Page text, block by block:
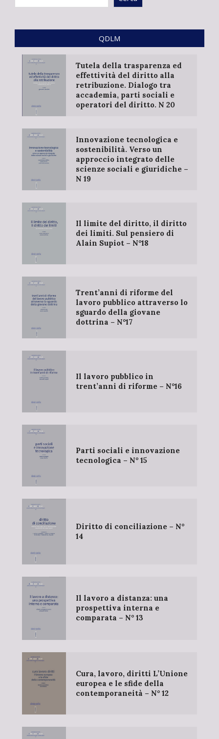
QDLM
Tutela della trasparenza ed
effettività del diritto alla
retribuzione. Dialogo tra
accademia, parti sociali e
operatori del diritto. N 20
Innovazione tecnologica e
sostenibilità. Verso un
approccio integrato delle
scienze sociali e giuridiche –
N 19
Il limite del diritto, il diritto
dei limiti. Sul pensiero di
Alain Supiot – N°18
Trent’anni di riforme del
lavoro pubblico attraverso lo
sguardo della giovane
dottrina – N°17
Il lavoro pubblico in
trent’anni di riforme – N°16
Parti sociali e innovazione
tecnologica – N° 15
Diritto di conciliazione – N°
14
Il lavoro a distanza: una
prospettiva interna e
comparata – N° 13
Cura, lavoro, diritti L’Unione
europea e le sfide della
contemporaneità – N° 12